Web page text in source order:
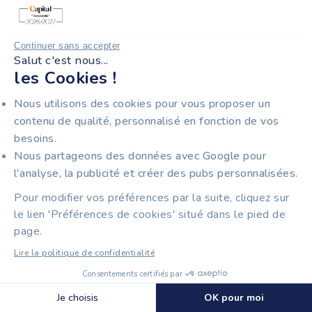
Continuer sans accepter
Salut c'est nous...
les Cookies !
Nous utilisons des cookies pour vous proposer un
contenu de qualité, personnalisé en fonction de vos
besoins.
Nous partageons des données avec Google pour
l'analyse, la publicité et créer des pubs personnalisées.
Pour modifier vos préférences par la suite, cliquez sur
le lien 'Préférences de cookies' situé dans le pied de
page.
Lire la politique de confidentialité
Consentements certifiés par
Je choisis OK pour moi
🍪 Cookies
Récompensée par Capital, catégorie Meilleure Plateforme
en Ligne Comptabilité 2026-2027.
Partenaire exclusif de la CCI Ile-de-France pour la
facturation électronique.
Plateforme Agréée de facturation électronique certifiée
UNE VRAIE ÉQUIPE SUPPORT POUR VOUS
RÉPONDRE
MAÎTRISER TIIME EN 15 MIN GRÂCE À NOS